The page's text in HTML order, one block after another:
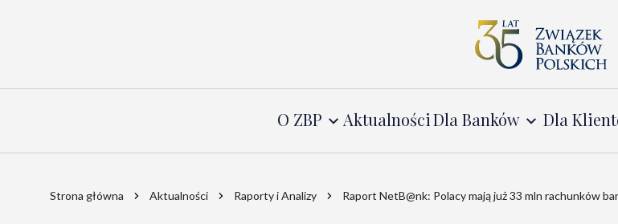
O ZBP AktualnościDla Banków Dla
Strona główna Aktualności Raporty i Analizy Raport NetB@nk: Polacy mają już 33 mln rachunków